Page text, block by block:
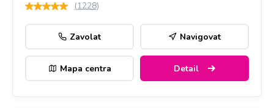
(1228)
Zavolat Navigovat
Mapa centra Detail